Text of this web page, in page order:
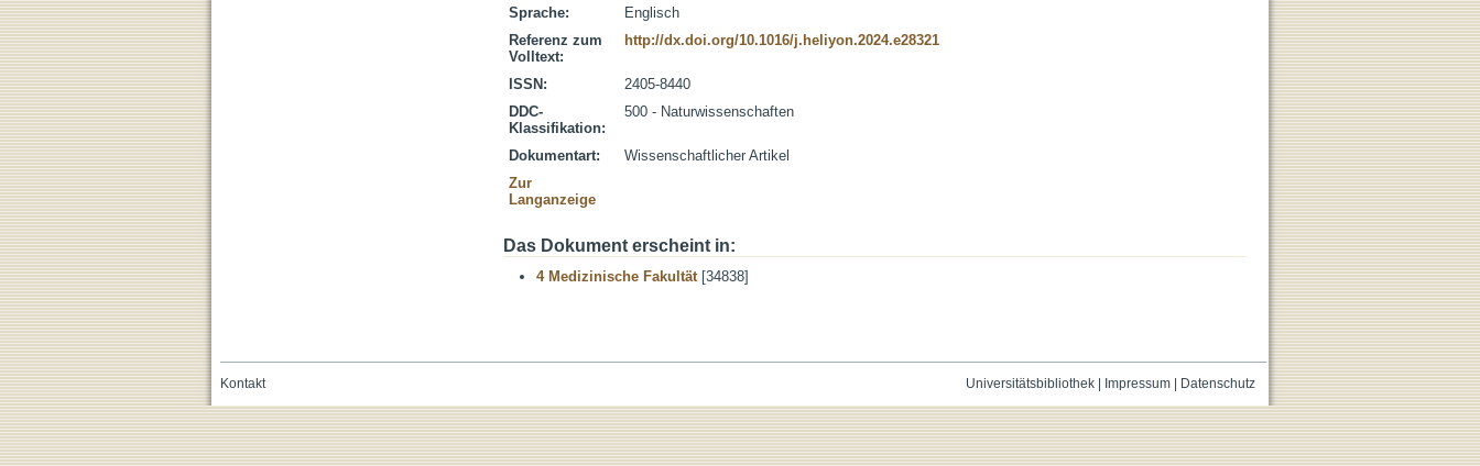
Sprache:
Englisch
Referenz zum
Volltext:
http://dx.doi.org/10.1016/j.heliyon.2024.e28321
ISSN:
2405-8440
DDC-
Klassifikation:
500 - Naturwissenschaften
Dokumentart:
Wissenschaftlicher Artikel
Zur
Langanzeige
Das Dokument erscheint in:
4 Medizinische Fakultät[34838]
Universitätsbibliothek| Impressum| Datenschutz
Kontakt